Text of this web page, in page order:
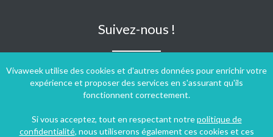
Vivaweek utilise des cookies et d'autres données pour enrichir votre
expérience et proposer des services en s'assurant qu'ils
fonctionnent correctement.
Si vous acceptez, tout en respectant notrepolitique de
confidentialité, nous utiliserons également ces cookies et ces
Suivez-nous !